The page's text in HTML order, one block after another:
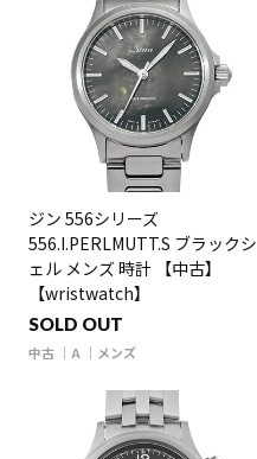
ジン 556シリーズ
556.I.PERLMUTT.S ブラックシ
ェル メンズ 時計 【中古】
【wristwatch】
SOLD OUT
中古 A メンズ